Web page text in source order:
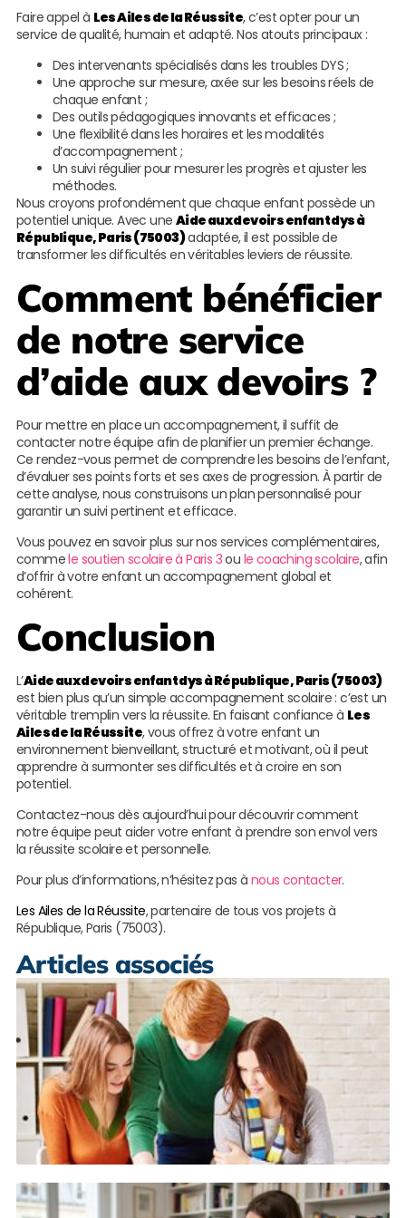
Faire appel à Les Ailes de la Réussite, c’est opter pour un
service de qualité, humain et adapté. Nos atouts principaux :
Des intervenants spécialisés dans les troubles DYS ;
Une approche sur mesure, axée sur les besoins réels de
chaque enfant ;
Des outils pédagogiques innovants et efficaces ;
Une flexibilité dans les horaires et les modalités
d’accompagnement ;
Un suivi régulier pour mesurer les progrès et ajuster les
méthodes.
Nous croyons profondément que chaque enfant possède un
potentiel unique. Avec une Aide aux devoirs enfant dys à
République, Paris (75003)adaptée, il est possible de
transformer les difficultés en véritables leviers de réussite.
Comment bénéficier
de notre service
d’aide aux devoirs ?
Pour mettre en place un accompagnement, il suffit de
contacter notre équipe afin de planifier un premier échange.
Ce rendez-vous permet de comprendre les besoins de l’enfant,
d’évaluer ses points forts et ses axes de progression. À partir de
cette analyse, nous construisons un plan personnalisé pour
garantir un suivi pertinent et efficace.
Vous pouvez en savoir plus sur nos services complémentaires,
commele soutien scolaire à Paris 3ou le coaching scolaire, afin
d’offrir à votre enfant un accompagnement global et
cohérent.
Conclusion
L’Aide aux devoirs enfant dys à République, Paris (75003)
est bien plus qu’un simple accompagnement scolaire : c’est un
véritable tremplin vers la réussite. En faisant confiance à Les
Ailes de la Réussite, vous offrez à votre enfant un
environnement bienveillant, structuré et motivant, où il peut
apprendre à surmonter ses difficultés et à croire en son
potentiel.
Contactez-nous dès aujourd’hui pour découvrir comment
notre équipe peut aider votre enfant à prendre son envol vers
la réussite scolaire et personnelle.
Pour plus d’informations, n’hésitez pas à nous contacter.
Les Ailes de la Réussite, partenaire de tous vos projets à
République, Paris (75003).
Articles associés